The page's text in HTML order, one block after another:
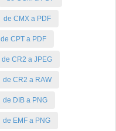
de CMX a PDF
de CPT a PDF
de CR2 a JPEG
de CR2 a RAW
de DIB a PNG
de EMF a PNG